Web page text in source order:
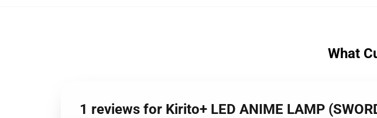
What
1 reviews for Kirito+ LED ANIME LAMP